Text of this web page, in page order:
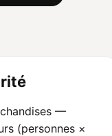
—
(personnes ×